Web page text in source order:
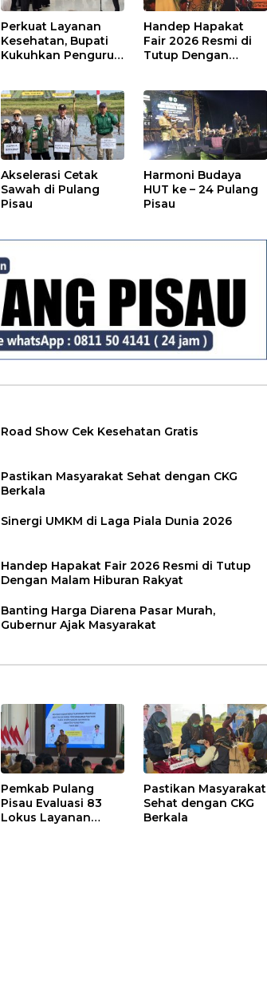
Perkuat Layanan
Kesehatan, Bupati
Kukuhkan Pengurus
Handep Hapakat
Fair 2026 Resmi di
Tutup Dengan
Akselerasi Cetak
Sawah di Pulang
Pisau
Harmoni Budaya
HUT ke – 24 Pulang
Pisau
Road Show Cek Kesehatan Gratis
Pastikan Masyarakat Sehat dengan CKG
Berkala
Sinergi UMKM di Laga Piala Dunia 2026
Handep Hapakat Fair 2026 Resmi di Tutup
Dengan Malam Hiburan Rakyat
Banting Harga Diarena Pasar Murah,
Gubernur Ajak Masyarakat
Pemkab Pulang
Pisau Evaluasi 83
Lokus Layanan
Pastikan Masyarakat
Sehat dengan CKG
Berkala